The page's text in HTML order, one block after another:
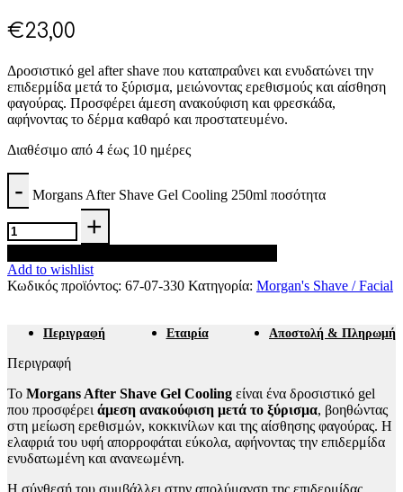
€23,00
Δροσιστικό gel after shave που καταπραΰνει και ενυδατώνει την
επιδερμίδα μετά το ξύρισμα, μειώνοντας ερεθισμούς και αίσθηση
φαγούρας. Προσφέρει άμεση ανακούφιση και φρεσκάδα,
αφήνοντας το δέρμα καθαρό και προστατευμένο.
Διαθέσιμο από 4 έως 10 ημέρες
Morgans After Shave Gel Cooling 250ml ποσότητα
Add to wishlist
Κωδικός προϊόντος: 67-07-330 Κατηγορία: Morgan's Shave / Facial
Περιγραφή Εταιρία Αποστολή & Πληρωμή
Περιγραφή
Το Morgans After Shave Gel Cooling είναι ένα δροσιστικό gel
που προσφέρει άμεση ανακούφιση μετά το ξύρισμα, βοηθώντας
στη μείωση ερεθισμών, κοκκινίλων και της αίσθησης φαγούρας. Η
ελαφριά του υφή απορροφάται εύκολα, αφήνοντας την επιδερμίδα
ενυδατωμένη και ανανεωμένη.
Η σύνθεσή του συμβάλλει στην απολύμανση της επιδερμίδας,